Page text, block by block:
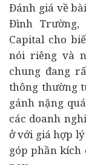
Đánh giá về
Đình Trường,
Capital cho
nói riêng và
chung đang
thông thường
gánh nặng
các doanh
ở với giá hợp
góp phần